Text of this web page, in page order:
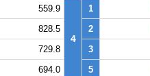
559.9
4
1
828.5 2
729.8 3
694.0 5